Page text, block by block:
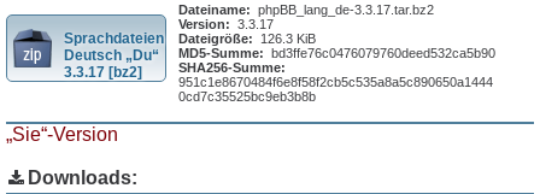
Sprachdateien
Deutsch „Du“
3.3.17 [bz2]
Dateiname: phpBB_lang_de-3.3.17.tar.bz2
Version: 3.3.17
Dateigröße:
126.3 KiB
MD5-Summe: bd3ffe76c0476079760deed532ca5b90
SHA256-Summe:
951c1e8670484f6e8f58f2cb5c535a8a5c890650a1444
0cd7c35525bc9eb3b8b
„Sie“-Version
Downloads: